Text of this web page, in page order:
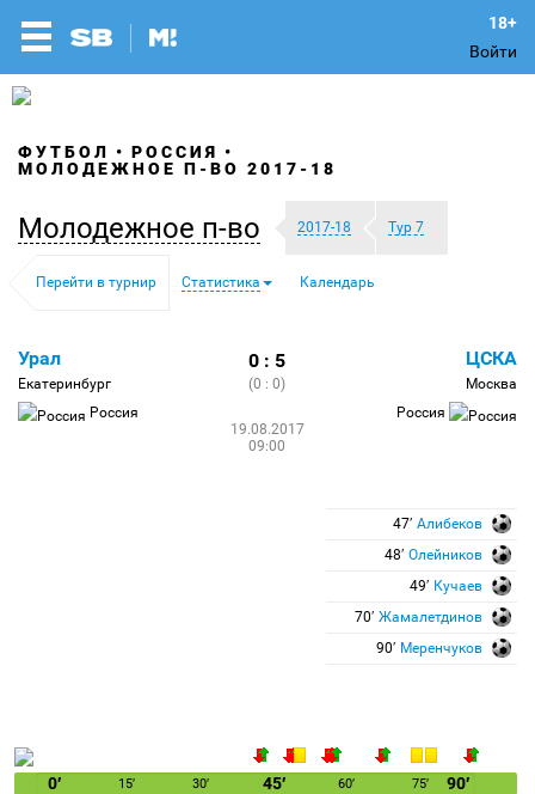
Войти
ФУТБОЛ
РОССИЯ
МОЛОДЕЖНОЕ П-ВО 2017-18
Молодежное п-во 2017-18 Тур 7
Перейти в турнир Статистика Календарь
Урал
Екатеринбург
Россия
0 : 5
(0 : 0)
19.08.2017
09:00
ЦСКА
Москва
Россия
47′ Алибеков
48′ Олейников
49′ Кучаев
70′ Жамалетдинов
90′ Меренчуков
0′ 15′ 30′ 45′ 60′ 75′ 90′